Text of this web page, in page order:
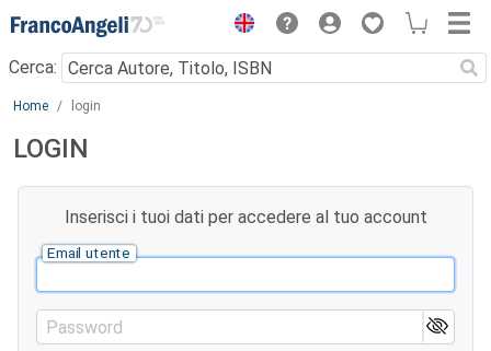
Menu
Cerca:
Main content
Home login
LOGIN
Inserisci i tuoi dati per accedere al tuo account
Email utente
Password